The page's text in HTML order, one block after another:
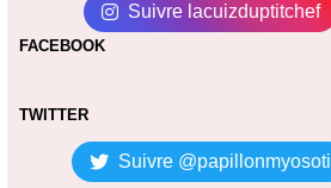
Suivre lacuizduptitchef
FACEBOOK
TWITTER
Suivre @papillonmyosoti